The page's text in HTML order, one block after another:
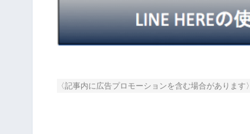
〈記事内に広告プロモーションを含む場合があります〉